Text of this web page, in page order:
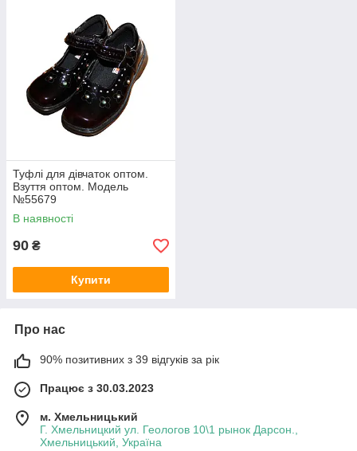
Туфлі для дівчаток оптом.
Взуття оптом. Модель
№55679
В наявності
90 ₴
Купити
Про нас
90% позитивних з 39 відгуків за рік
Працює з 30.03.2023
м. Хмельницький
Г. Хмельницкий ул. Геологов 10\1 рынок Дарсон.,
Хмельницький, Україна